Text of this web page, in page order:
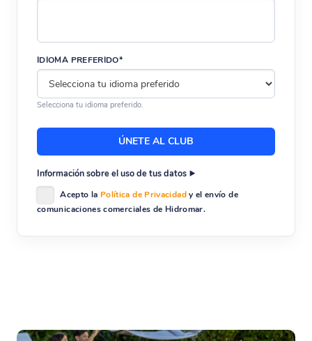
IDIOMA PREFERIDO*
Selecciona tu idioma preferido.
Información sobre el uso de tus datos
Acepto la Política de Privacidady el envío de
comunicaciones comerciales de Hidromar.